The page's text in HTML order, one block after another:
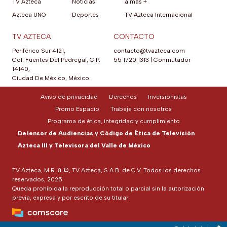
TV Azteca
Azteca UNO
Noticias
Deportes
a más +
TV Azteca Internacional
TV AZTECA
Periférico Sur 4121,
Col. Fuentes Del Pedregal, C.P.
14140,
Ciudad De México, México.
CONTACTO
contacto@tvazteca.com
55 1720 1313
Conmutador
TV Azteca, M.R. & ©, TV Azteca, S.A.B. de C.V. Todos los derechos
reservados, 2025.
Queda prohibida la reproducción total o parcial sin la autorización
previa, expresa y por escrito de su titular.
Aviso de privacidad Derechos
Inversionistas
Promo Espacio
Trabaja con nosotros
Programa de ética, integridad y cumplimiento
Defensor de Audiencias y Código de Ética de Televisión
Azteca III y Televisora del Valle de México